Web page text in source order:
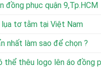
đồng phục quận 9,Tp.HCM
tơ tằm tại Việt Nam
nhất làm sao để chọn ?
thể thêu logo lên áo đồng